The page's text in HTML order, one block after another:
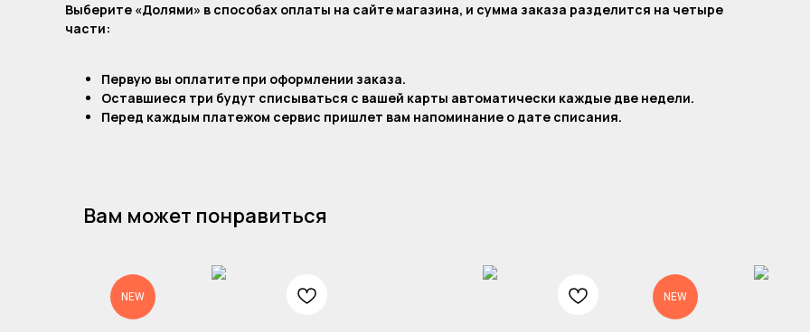
Выберите «Долями» в способах оплаты на сайте магазина, и сумма заказа разделится на четыре
части:
Первую вы оплатите при оформлении заказа.
Оставшиеся три будут списываться с вашей карты автоматически каждые две недели.
Перед каждым платежом сервис пришлет вам напоминание о дате списания.
Вам может понравиться
NEW NEW